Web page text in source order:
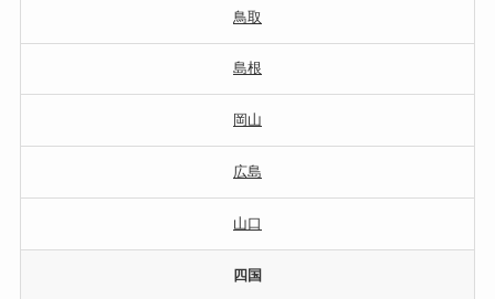
鳥取
島根
岡山
広島
山口
四国